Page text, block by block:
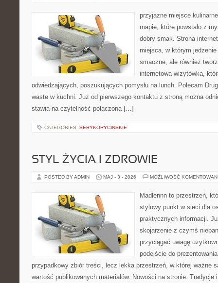
przyjazne miejsce
mapie, które powstało z
dobry smak. Strona
miejsca, w którym
smaczne, ale również
internetowa wizytówka,
odwiedzających, poszukujących pomysłu na lunch. Polecam
waste w kuchni. Już od pierwszego kontaktu z stroną można
stawia na czytelność połączoną […]
CATEGORIES: SERYKORYCINSKIE
STYL ŻYCIA I ZDROWIE
POSTED BY ADMIN MAJ - 3 - 2026 MOŻLIWOŚĆ
Madlennn to przestrzeń,
stylowy punkt w sieci dla
praktycznych informacji.
skojarzenie z czymś
przyciągać uwagę
podejście do
przypadkowy zbiór treści, lecz lekka przestrzeń, w której ważne
wartość publikowanych materiałów. Nowości na stronie: Tradycje